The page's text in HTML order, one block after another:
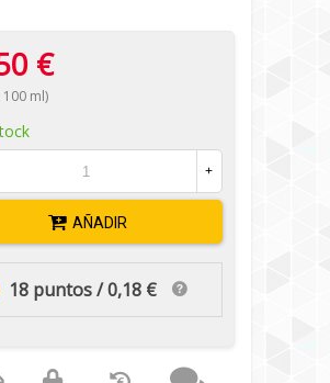
€
100 ml)
+
AÑADIR
18 puntos / 0,18 €